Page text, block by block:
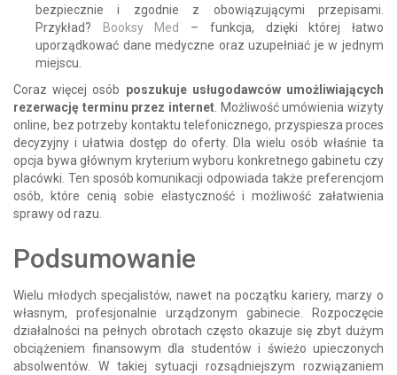
bezpiecznie i zgodnie z obowiązującymi przepisami.
Przykład? Booksy Med – funkcja, dzięki której łatwo
uporządkować dane medyczne oraz uzupełniać je w jednym
miejscu.
Coraz więcej osób poszukuje usługodawców umożliwiających
rezerwację terminu przez internet . Możliwość umówienia wizyty
online, bez potrzeby kontaktu telefonicznego, przyspiesza proces
decyzyjny i ułatwia dostęp do oferty. Dla wielu osób właśnie ta
opcja bywa głównym kryterium wyboru konkretnego gabinetu czy
placówki. Ten sposób komunikacji odpowiada także preferencjom
osób, które cenią sobie elastyczność i możliwość załatwienia
sprawy od razu.
Podsumowanie
Wielu młodych specjalistów, nawet na początku kariery, marzy o
własnym, profesjonalnie urządzonym gabinecie. Rozpoczęcie
działalności na pełnych obrotach często okazuje się zbyt dużym
obciążeniem finansowym dla studentów i świeżo upieczonych
absolwentów. W takiej sytuacji rozsądniejszym rozwiązaniem